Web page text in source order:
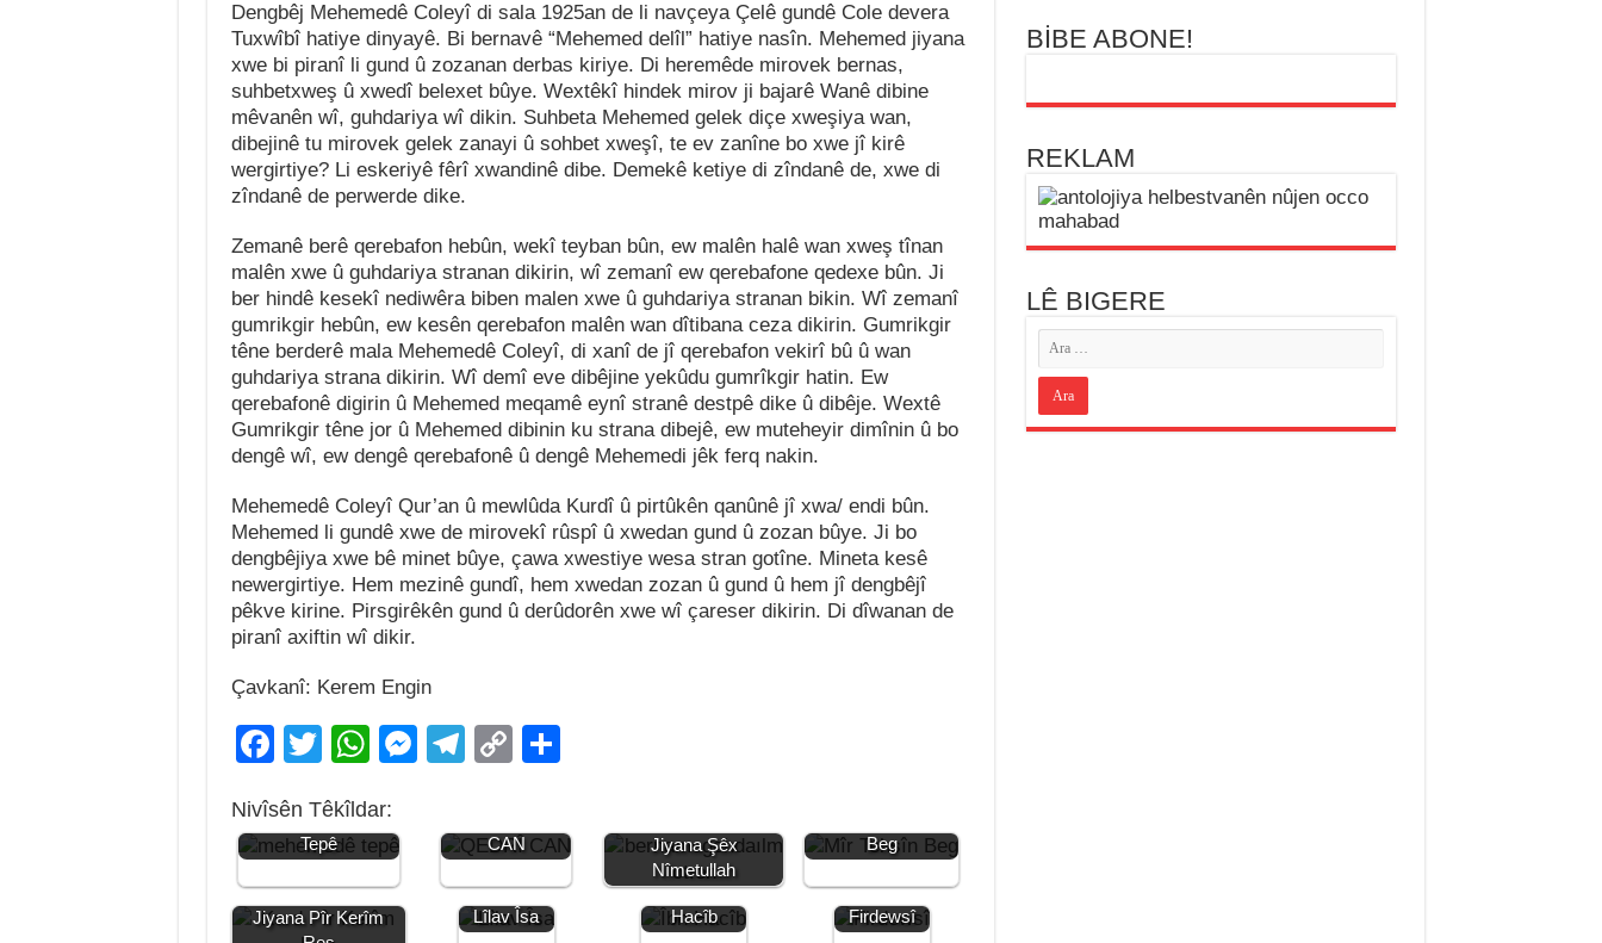
Dengbêj Mehemedê Coleyî di sala 1925an de li navçeya Çelê gundê Cole devera
Tuxwîbî hatiye dinyayê. Bi bernavê “Mehemed delîl” hatiye nasîn. Mehemed jiyana
xwe bi piranî li gund û zozanan derbas kiriye. Di heremêde mirovek bernas,
suhbetxweş û xwedî belexet bûye. Wextêkî hindek mirov ji bajarê Wanê dibine
mêvanên wî, guhdariya wî dikin. Suhbeta Mehemed gelek diçe xweşiya wan,
dibejinê tu mirovek gelek zanayi û sohbet xweşî, te ev zanîne bo xwe jî kirê
wergirtiye? Li eskeriyê fêrî xwandinê dibe. Demekê ketiye di zîndanê de, xwe di
zîndanê de perwerde dike.
Zemanê berê qerebafon hebûn, wekî teyban bûn, ew malên halê wan xweş tînan
malên xwe û guhdariya stranan dikirin, wî zemanî ew qerebafone qedexe bûn. Ji
ber hindê kesekî nediwêra biben malen xwe û guhdariya stranan bikin. Wî zemanî
gumrikgir hebûn, ew kesên qerebafon malên wan dîtibana ceza dikirin. Gumrikgir
têne berderê mala Mehemedê Coleyî, di xanî de jî qerebafon vekirî bû û wan
guhdariya strana dikirin. Wî demî eve dibêjine yekûdu gumrîkgir hatin. Ew
qerebafonê digirin û Mehemed meqamê eynî stranê destpê dike û dibêje. Wextê
Gumrikgir têne jor û Mehemed dibinin ku strana dibejê, ew muteheyir dimînin û bo
dengê wî, ew dengê qerebafonê û dengê Mehemedi jêk ferq nakin.
Mehemedê Coleyî Qur’an û mewlûda Kurdî û pirtûkên qanûnê jî xwa/ endi bûn.
Mehemed li gundê xwe de mirovekî rûspî û xwedan gund û zozan bûye. Ji bo
dengbêjiya xwe bê minet bûye, çawa xwestiye wesa stran gotîne. Mineta kesê
newergirtiye. Hem mezinê gundî, hem xwedan zozan û gund û hem jî dengbêjî
pêkve kirine. Pirsgirêkên gund û derûdorên xwe wî çareser dikirin. Di dîwanan de
piranî axiftin wî dikir.
Çavkanî: Kerem Engin
F
c
e
b
T
tt
er
W
at
s
A
M
T
gr
a
C
y
Li
e
Nivîsên Têkîldar:
Jiyana Mehemedê
Tepê
CAN
Jiyana Şêx
Nîmetullah
Beg
Jiyana Pîr Kerîm
Jiyana
Lîlav Îsa
Jiyana Îbn
Hacîb
Jiyana
Firdewsî
BİBE ABONE!
REKLAM
LÊ BIGERE